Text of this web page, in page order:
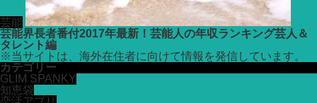
芸能
芸能界長者番付2017年最新！芸能人の年収ランキング芸人＆
タレント編
※当サイトは、海外在住者に向けて情報を発信しています。
カテゴリー
GLIM SPANKY
知恵袋